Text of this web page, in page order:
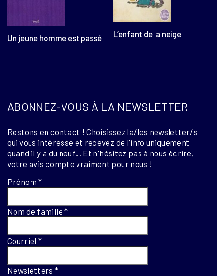
Un jeune homme est passé L’enfant de la neige
ABONNEZ-VOUS À LA NEWSLETTER
Restons en contact ! Choisissez la/les newsletter/s
qui vous intéresse et recevez de l'info uniquement
quand il y a du neuf... Et n'hésitez pas à nous écrire,
votre avis compte vraiment pour nous !
Prénom*
Nom de famille*
Courriel*
Newsletters*